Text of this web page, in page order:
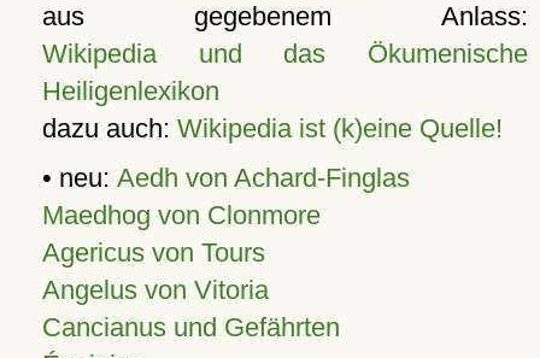
aus gegebenem Anlass:
Wikipedia und das Ökumenische
Heiligenlexikon
dazu auch: Wikipedia ist (k)eine Quelle!
• neu: Aedh von Achard-Finglas
Maedhog von Clonmore
Agericus von Tours
Angelus von Vitoria
Cancianus und Gefährten